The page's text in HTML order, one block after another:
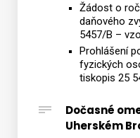
Žádost o
daňového
5457/B –
Prohlášení
fyzických
tiskopis 25
Dočasné
Uherském